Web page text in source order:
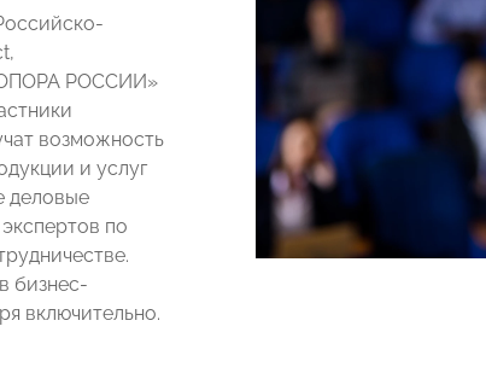
РОССИИ»
возможность
и услуг
деловые
по
бизнес-
включительно.